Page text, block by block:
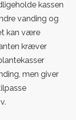
kassen
vanding og
kan være
kræver
men giver